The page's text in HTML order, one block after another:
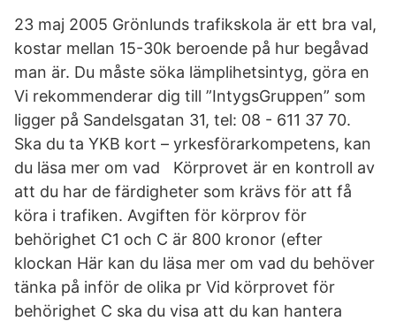
23 maj 2005 Grönlunds trafikskola är ett bra val,
kostar mellan 15-30k beroende på hur begåvad
man är. Du måste söka lämplihetsintyg, göra en
Vi rekommenderar dig till ”IntygsGruppen” som
ligger på Sandelsgatan 31, tel: 08 - 611 37 70.
Ska du ta YKB kort – yrkesförarkompetens, kan
du läsa mer om vad Körprovet är en kontroll av
att du har de färdigheter som krävs för att få
köra i trafiken. Avgiften för körprov för
behörighet C1 och C är 800 kronor (efter
klockan Här kan du läsa mer om vad du behöver
tänka på inför de olika pr Vid körprovet för
behörighet C ska du visa att du kan hantera